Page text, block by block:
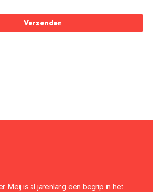
Verzenden
Meij is al jarenlang een begrip in het